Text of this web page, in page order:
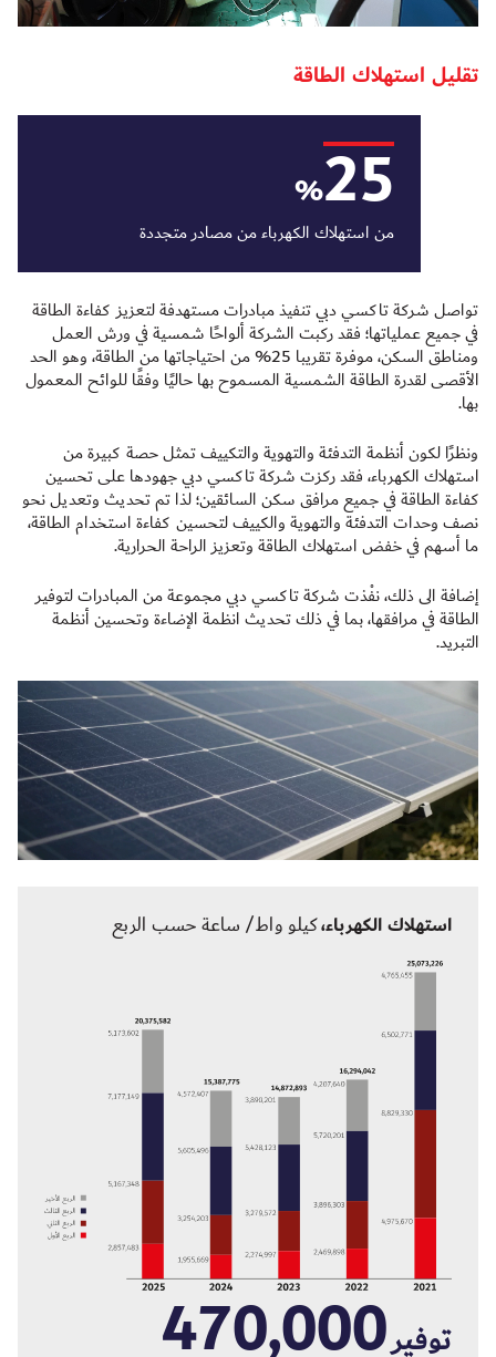
تقليل استهلاك الطاقة
25
%
من استهلاك الكهرباء من مصادر متجددة
تواصل شركة تاكسي دبي تنفيذ مبادرات مستهدفة لتعزيز كفاءة الطاقة
في جميع عملياتها؛ فقد ركبت الشركة ألواحًا شمسية في ورش العمل
ومناطق السكن، موفرة تقريبا 25% من احتياجاتها من الطاقة، وهو الحد
الأقصى لقدرة الطاقة الشمسية المسموح بها حاليًا وفقًا للوائح المعمول
بها.
ونظرًا لكون أنظمة التدفئة والتهوية والتكييف تمثل حصة كبيرة من
استهلاك الكهرباء، فقد ركزت شركة تاكسي دبي جهودها على تحسين
كفاءة الطاقة في جميع مرافق سكن السائقين؛ لذا تم تحديث وتعديل نحو
نصف وحدات التدفئة والتهوية والكييف لتحسين كفاءة استخدام الطاقة،
ما أسهم في خفض استهلاك الطاقة وتعزيز الراحة الحرارية.
إضافة الى ذلك، نفْذت شركة تاكسي دبي مجموعة من المبادرات لتوفير
الطاقة في مرافقها، بما في ذلك تحديث انظمة الإضاءة وتحسين أنظمة
التبريد.
استهلاك الكهرباء،كيلو واط/ ساعة حسب الربع
توفير470,000